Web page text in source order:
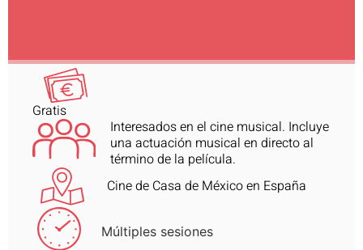
Gratis
Interesados en el cine musical. Incluye
una actuación musical en directo al
término de la película.
Cine de Casa de México en España
Múltiples sesiones